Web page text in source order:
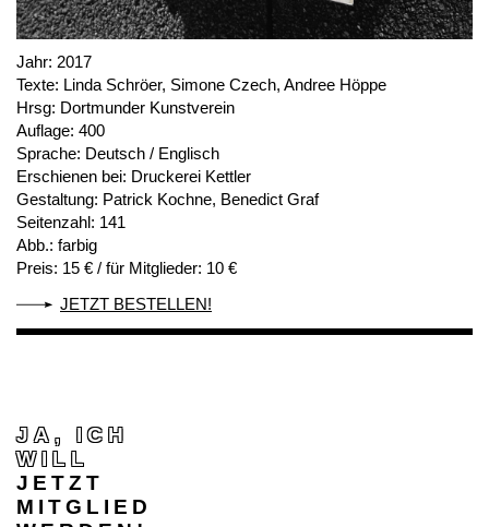
Jahr: 2017
Texte: Linda Schröer, Simone Czech, Andree Höppe
Hrsg: Dortmunder Kunstverein
Auflage: 400
Sprache: Deutsch / Englisch
Erschienen bei: Druckerei Kettler
Gestaltung: Patrick Kochne, Benedict Graf
Seitenzahl: 141
Abb.: farbig
Preis: 15 € / für Mitglieder: 10 €
JETZT BESTELLEN!
JA, ICH
WILL
JETZT
MITGLIED